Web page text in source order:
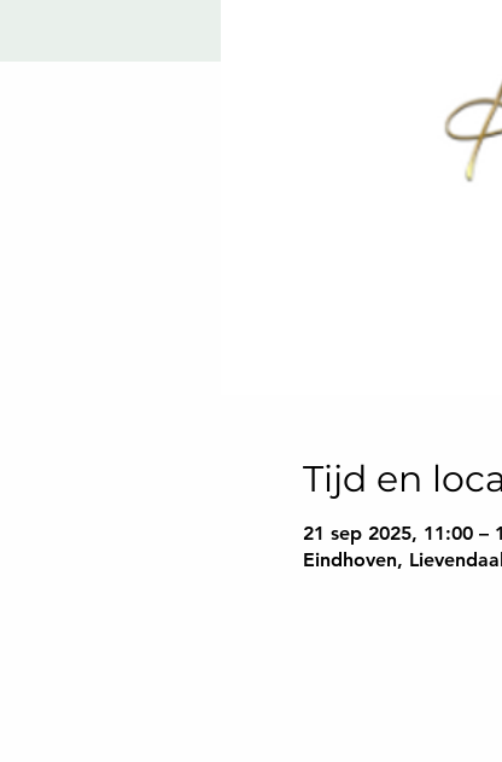
Tijd en
21 sep 2025, 11:00 –
Eindhoven,